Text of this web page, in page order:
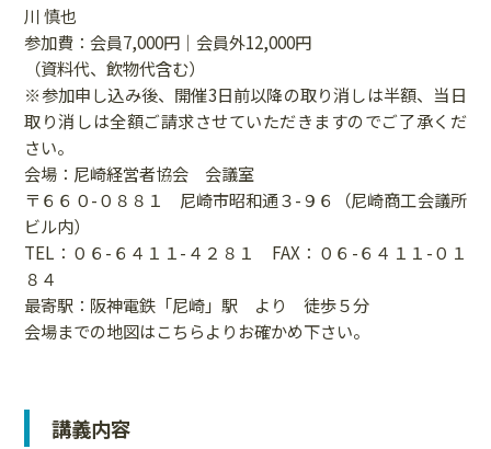
川 慎也
参加費：会員7,000円｜会員外12,000円
（資料代、飲物代含む）
※参加申し込み後、開催3日前以降の取り消しは半額、当日
取り消しは全額ご請求させていただきますのでご了承くだ
さい。
会場：尼崎経営者協会 会議室
〒６６０-０８８１ 尼崎市昭和通３-９６（尼崎商工会議所
ビル内）
TEL：０６-６４１１-４２８１ FAX：０６-６４１１-０１
８４
最寄駅：阪神電鉄「尼崎」駅 より 徒歩５分
会場までの地図はこちらよりお確かめ下さい。
講義内容